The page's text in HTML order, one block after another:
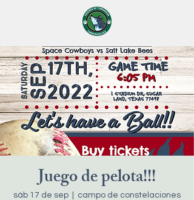
Juego de pelota!!!
sáb 17 de sep campo de constelaciones